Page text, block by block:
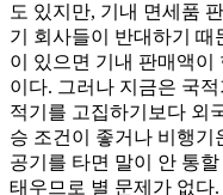
도 있지만, 기내 면세품
기 회사들이 반대하기 때
이 있으면 기내 판매액이
이다. 그러나 지금은 국
적기를 고집하기보다 외
승 조건이 좋거나 비행기
공기를 타면 말이 안 통
태우므로 별 문제가 없다